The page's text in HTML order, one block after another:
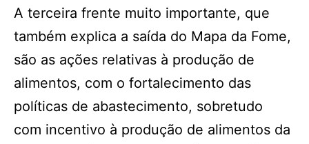
A terceira frente muito importante, que
também explica a saída do Mapa da Fome,
são as ações relativas à produção de
alimentos, com o fortalecimento das
políticas de abastecimento, sobretudo
com incentivo à produção de alimentos da